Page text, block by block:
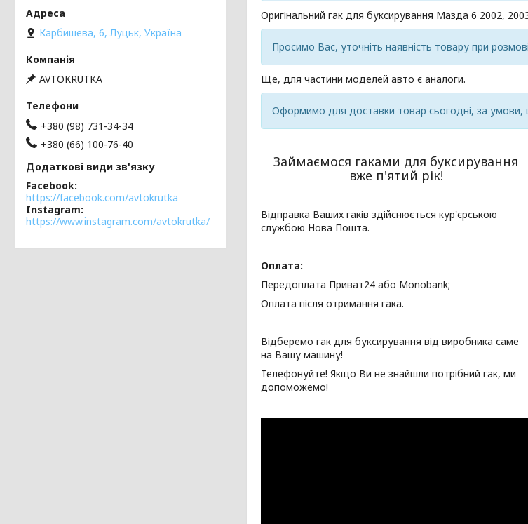
Оригінальний гак для буксирування Мазда 6 2002,
Просимо Вас, уточніть наявність товару при
Ще, для частини моделей авто є аналоги.
Оформимо для доставки товар сьогодні, за
Займаємося гаками для буксирування
вже п'ятий рік!
Відправка Ваших гаків здійснюється кур'єрською
службою Нова Пошта.
Оплата:
Передоплата Приват24 або Мonobank;
Оплата після отримання гака.
Відберемо гак для буксирування від виробника саме
на Вашу машину!
Телефонуйте! Якщо Ви не знайшли потрібний гак, ми
допоможемо!
Карбишева, 6, Луцьк, Україна
AVTOKRUTKA
+380 (98) 731-34-34
+380 (66) 100-76-40
Facebook
https://facebook.com/avtokrutka
Instagram
https://www.instagram.com/avtokrutka/